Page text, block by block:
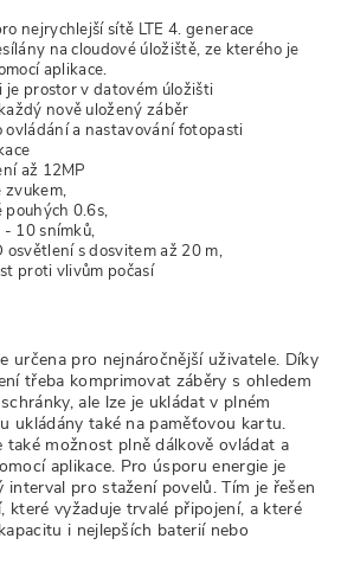
sítě LTE 4. generace
na cloudové úložiště, ze kterého je
aplikace.
prostor v datovém úložišti
nově uložený záběr
a nastavování fotopasti
až 12MP
0.6s,
10 snímků,
s dosvitem až 20 m,
vlivům počasí
určena pro nejnáročnější uživatele. Díky
třeba komprimovat záběry s ohledem
ale lze je ukládat v plném
ukládány také na paměťovou kartu.
možnost plně dálkově ovládat a
aplikace. Pro úsporu energie je
interval pro stažení povelů. Tím je řešen
které vyžaduje trvalé připojení, a které
i nejlepších baterií nebo